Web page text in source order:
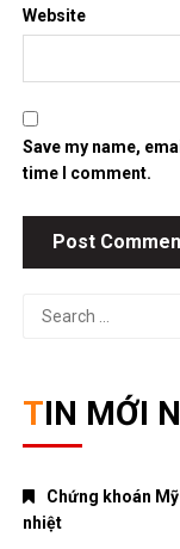
Website
Save my name,
time I comment.
Search
TIN MỚI
Chứng khoán
nhiệt